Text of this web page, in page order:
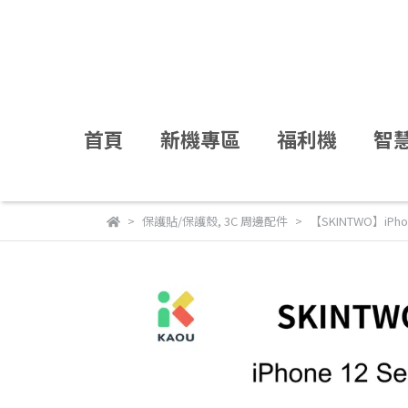
首頁 新機專區 福利機 智
保護貼/保護殼, 3C 周邊配件 【SKINTWO】